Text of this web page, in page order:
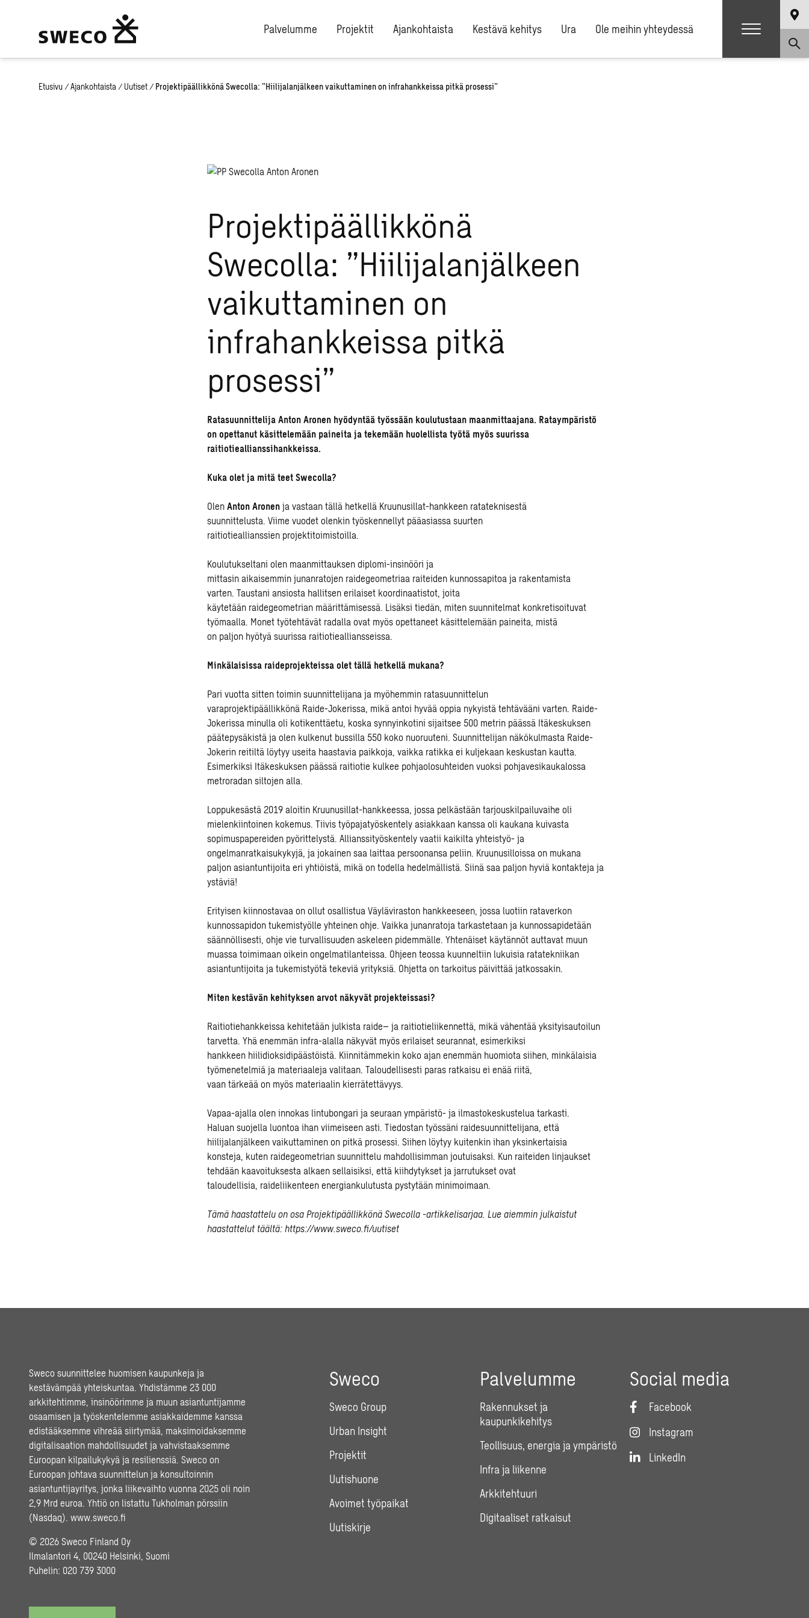
Palvelumme Projektit Ajankohtaista Kestävä kehitys Ura Ole meihin yhteydessä
Etusivu / Ajankohtaista / Uutiset / Projektipäällikkönä Swecolla: ”Hiilijalanjälkeen vaikuttaminen on infrahankkeissa pitkä prosessi”
Projektipäällikkönä
Swecolla: ”Hiilijalanjälkeen
vaikuttaminen on
infrahankkeissa pitkä
prosessi”
Ratasuunnittelija Anton Aronen hyödyntää työssään koulutustaan maanmittaajana. Rataympäristö
on opettanut käsittelemään paineita ja tekemään huolellista työtä myös suurissa
raitiotieallianssihankkeissa.
Kuka olet ja mitä teet Swecolla?
Olen Anton Aronen ja vastaan tällä hetkellä Kruunusillat-hankkeen ratateknisestä
suunnittelusta. Viime vuodet olenkin työskennellyt pääasiassa suurten
raitiotieallianssien projektitoimistoilla.
Koulutukseltani olen maanmittauksen diplomi-insinööri ja
mittasin aikaisemmin junanratojen raidegeometriaa raiteiden kunnossapitoa ja rakentamista
varten. Taustani ansiosta hallitsen erilaiset koordinaatistot, joita
käytetään raidegeometrian määrittämisessä. Lisäksi tiedän, miten suunnitelmat konkretisoituvat
työmaalla. Monet työtehtävät radalla ovat myös opettaneet käsittelemään paineita, mistä
on paljon hyötyä suurissa raitiotiealliansseissa.
Minkälaisissa raideprojekteissa olet tällä hetkellä mukana?
Pari vuotta sitten toimin suunnittelijana ja myöhemmin ratasuunnittelun
varaprojektipäällikkönä Raide-Jokerissa, mikä antoi hyvää oppia nykyistä tehtävääni varten. Raide-
Jokerissa minulla oli kotikenttäetu, koska synnyinkotini sijaitsee 500 metrin päässä Itäkeskuksen
päätepysäkistä ja olen kulkenut bussilla 550 koko nuoruuteni. Suunnittelijan näkökulmasta Raide-
Jokerin reitiltä löytyy useita haastavia paikkoja, vaikka ratikka ei kuljekaan keskustan kautta.
Esimerkiksi Itäkeskuksen päässä raitiotie kulkee pohjaolosuhteiden vuoksi pohjavesikaukalossa
metroradan siltojen alla.
Loppukesästä 2019 aloitin Kruunusillat-hankkeessa, jossa pelkästään tarjouskilpailuvaihe oli
mielenkiintoinen kokemus. Tiivis työpajatyöskentely asiakkaan kanssa oli kaukana kuivasta
sopimuspapereiden pyörittelystä. Allianssityöskentely vaatii kaikilta yhteistyö- ja
ongelmanratkaisukykyjä, ja jokainen saa laittaa persoonansa peliin. Kruunusilloissa on mukana
paljon asiantuntijoita eri yhtiöistä, mikä on todella hedelmällistä. Siinä saa paljon hyviä kontakteja ja
ystäviä!
Erityisen kiinnostavaa on ollut osallistua Väyläviraston hankkeeseen, jossa luotiin rataverkon
kunnossapidon tukemistyölle yhteinen ohje. Vaikka junanratoja tarkastetaan ja kunnossapidetään
säännöllisesti, ohje vie turvallisuuden askeleen pidemmälle. Yhtenäiset käytännöt auttavat muun
muassa toimimaan oikein ongelmatilanteissa. Ohjeen teossa kuunneltiin lukuisia ratatekniikan
asiantuntijoita ja tukemistyötä tekeviä yrityksiä. Ohjetta on tarkoitus päivittää jatkossakin.
Miten kestävän kehityksen arvot näkyvät projekteissasi?
Raitiotiehankkeissa kehitetään julkista raide– ja raitiotieliikennettä, mikä vähentää yksityisautoilun
tarvetta. Yhä enemmän infra-alalla näkyvät myös erilaiset seurannat, esimerkiksi
hankkeen hiilidioksidipäästöistä. Kiinnitämmekin koko ajan enemmän huomiota siihen, minkälaisia
työmenetelmiä ja materiaaleja valitaan. Taloudellisesti paras ratkaisu ei enää riitä,
vaan tärkeää on myös materiaalin kierrätettävyys.
Vapaa-ajalla olen innokas lintubongari ja seuraan ympäristö- ja ilmastokeskustelua tarkasti.
Haluan suojella luontoa ihan viimeiseen asti. Tiedostan työssäni raidesuunnittelijana, että
hiilijalanjälkeen vaikuttaminen on pitkä prosessi. Siihen löytyy kuitenkin ihan yksinkertaisia
konsteja, kuten raidegeometrian suunnittelu mahdollisimman joutuisaksi. Kun raiteiden linjaukset
tehdään kaavoituksesta alkaen sellaisiksi, että kiihdytykset ja jarrutukset ovat
taloudellisia, raideliikenteen energiankulutusta pystytään minimoimaan.
Tämä haastattelu on osa Projektipäällikkönä Swecolla -artikkelisarjaa. Lue aiemmin julkaistut
haastattelut täältä: https://www.sweco.fi/uutiset
Sweco suunnittelee huomisen kaupunkeja ja
kestävämpää yhteiskuntaa. Yhdistämme 23 000
arkkitehtimme, insinöörimme ja muun asiantuntijamme
osaamisen ja työskentelemme asiakkaidemme kanssa
edistääksemme vihreää siirtymää, maksimoidaksemme
digitalisaation mahdollisuudet ja vahvistaaksemme
Euroopan kilpailukykyä ja resilienssiä. Sweco on
Euroopan johtava suunnittelun ja konsultoinnin
asiantuntijayritys, jonka liikevaihto vuonna 2025 oli noin
2,9 Mrd euroa. Yhtiö on listattu Tukholman pörssiin
(Nasdaq). www.sweco.fi
© 2026 Sweco Finland Oy
Ilmalantori 4, 00240 Helsinki, Suomi
Puhelin: 020 739 3000
Sweco
Sweco Group
Urban Insight
Projektit
Uutishuone
Avoimet työpaikat
Uutiskirje
Palvelumme
Rakennukset ja
kaupunkikehitys
Teollisuus, energia ja ympäristö
Infra ja liikenne
Arkkitehtuuri
Digitaaliset ratkaisut
Social media
Facebook
Instagram
LinkedIn